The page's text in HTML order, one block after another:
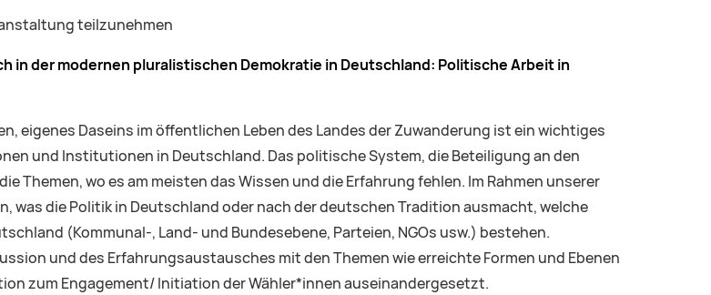
teilzunehmen
in der modernen pluralistischen Demokratie in Deutschland: Politische Arbeit in
eigenes Daseins im öffentlichen Leben des Landes der Zuwanderung ist ein wichtiges
und Institutionen in Deutschland. Das politische System, die Beteiligung an den
Themen, wo es am meisten das Wissen und die Erfahrung fehlen. Im Rahmen unserer
was die Politik in Deutschland oder nach der deutschen Tradition ausmacht, welche
(Kommunal-, Land- und Bundesebene, Parteien, NGOs usw.) bestehen.
und des Erfahrungsaustausches mit den Themen wie erreichte Formen und Ebenen
zum Engagement/ Initiation der Wähler*innen auseinandergesetzt.